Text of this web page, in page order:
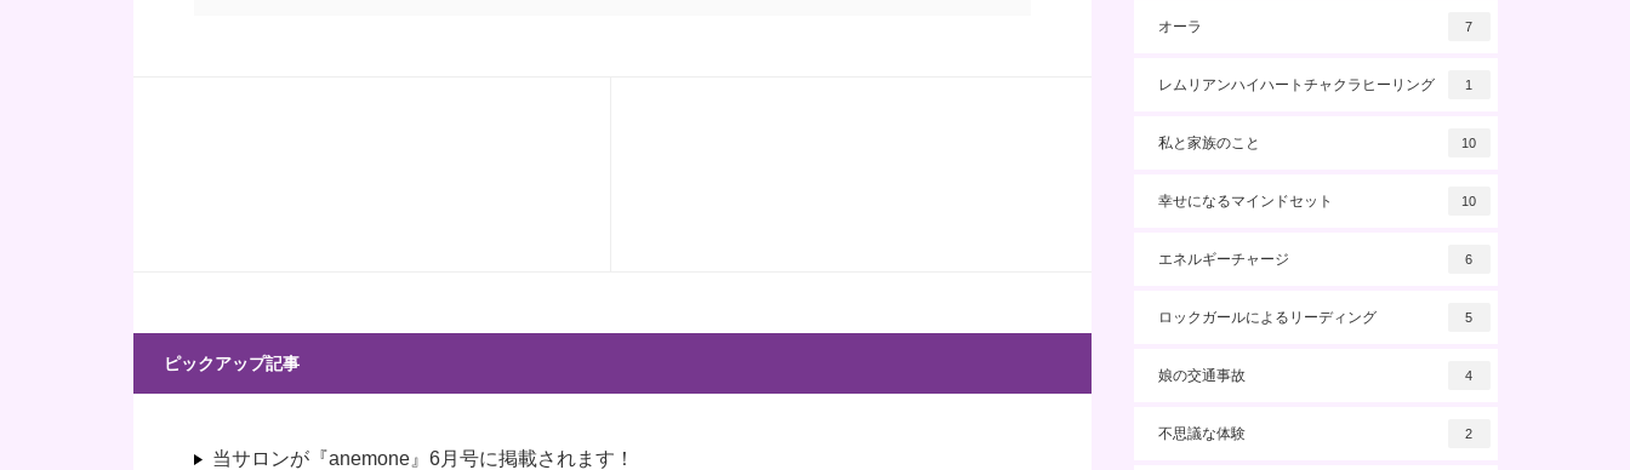
ピックアップ記事
当サロンが『anemone』6月号に掲載されます！
オーラ 7
レムリアンハイハートチャクラヒーリング 1
私と家族のこと 10
幸せになるマインドセット 10
エネルギーチャージ 6
ロックガールによるリーディング 5
娘の交通事故 4
不思議な体験 2